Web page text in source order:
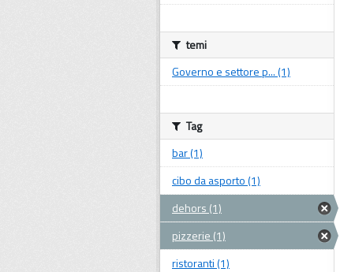
temi
Governo e settore p... (1)
Tag
bar (1)
cibo da asporto (1)
dehors (1)
pizzerie (1)
ristoranti (1)